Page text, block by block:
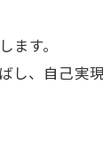
す。
、自己実